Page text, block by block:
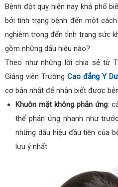
Bệnh đột quỵ hiện nay khá phổ
bởi tình trạng bệnh đến một
nghiêm trọng đến tình trạng sức
gồm những dấu hiệu nào?
Theo như những lời chia sẻ từ
Giảng viên Trường Cao đẳng Y
cơ bản nhất để nhận biết được
Khuôn mặt không phản ứng:
thể phản ứng nhanh như
những dấu hiệu đầu tiên của
lưu ý nhất.